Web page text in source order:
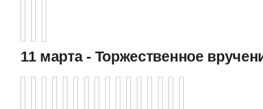
11 марта - Торжественное